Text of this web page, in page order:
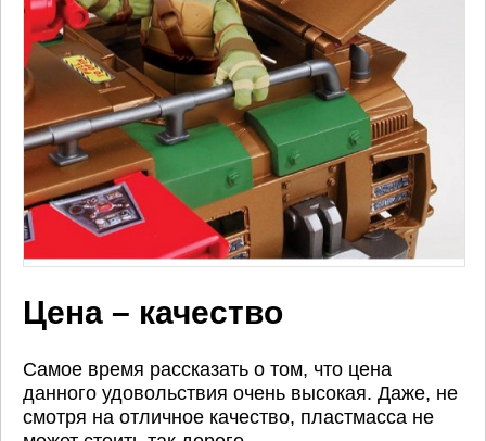
Цена – качество
Самое время рассказать о том, что цена
данного удовольствия очень высокая. Даже, не
смотря на отличное качество, пластмасса не